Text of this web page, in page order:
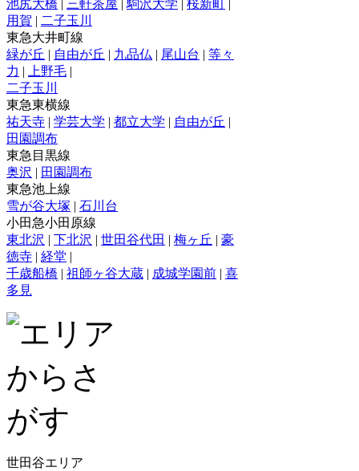
池尻大橋 | 三軒茶屋 | 駒沢大学 | 桜新町 |
用賀 | 二子玉川
東急大井町線
緑が丘 | 自由が丘 | 九品仏 | 尾山台 | 等々
力 | 上野毛 |
二子玉川
東急東横線
祐天寺 | 学芸大学 | 都立大学 | 自由が丘 |
田園調布
東急目黒線
奥沢 | 田園調布
東急池上線
雪が谷大塚 | 石川台
小田急小田原線
東北沢 | 下北沢 | 世田谷代田 | 梅ヶ丘 | 豪
徳寺 | 経堂 |
千歳船橋 | 祖師ヶ谷大蔵 | 成城学園前 | 喜
多見
世田谷エリア